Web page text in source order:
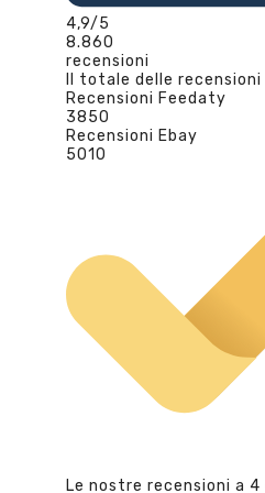
4,9/5
8.860
recensioni
Il totale delle
Recensioni Feedaty
3850
Recensioni Ebay
5010
Le nostre recensioni a